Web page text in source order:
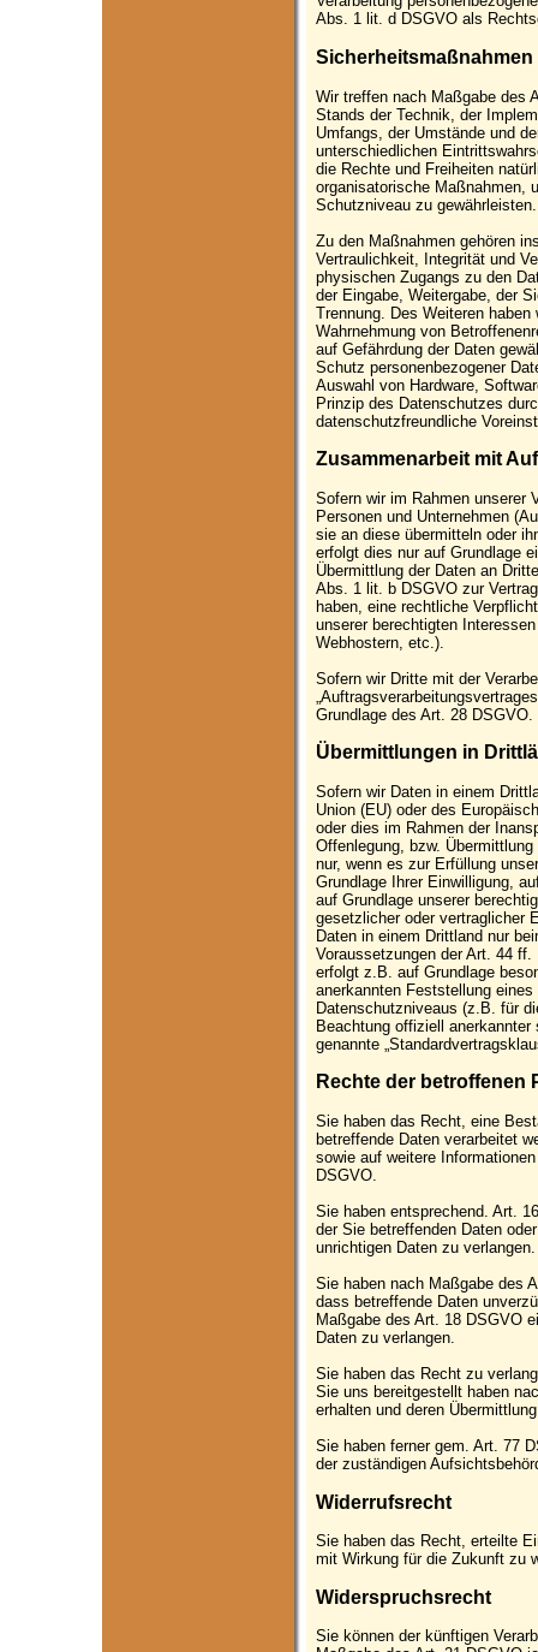
Abs. 1 lit. d DSGVO als
Sicherheitsmaßnahmen
Wir treffen nach Maßgabe des
Stands der Technik, der
Umfangs, der Umstände und
unterschiedlichen
die Rechte und Freiheiten
organisatorische Maßnahmen,
Schutzniveau zu gewährleisten.
Zu den Maßnahmen gehören
Vertraulichkeit, Integrität und
physischen Zugangs zu den
der Eingabe, Weitergabe, der
Trennung. Des Weiteren
Wahrnehmung von
auf Gefährdung der Daten
Schutz personenbezogener
Auswahl von Hardware,
Prinzip des Datenschutzes
datenschutzfreundliche
Zusammenarbeit mit
Sofern wir im Rahmen unserer
Personen und Unternehmen
sie an diese übermitteln oder
erfolgt dies nur auf Grundlage
Übermittlung der Daten an
Abs. 1 lit. b DSGVO zur
haben, eine rechtliche
unserer berechtigten
Webhostern, etc.).
Sofern wir Dritte mit der
Grundlage des Art. 28 DSGVO.
Übermittlungen in
Sofern wir Daten in einem
Union (EU) oder des
oder dies im Rahmen der
Offenlegung, bzw.
nur, wenn es zur Erfüllung
Grundlage Ihrer Einwilligung,
auf Grundlage unserer
gesetzlicher oder vertraglicher
Daten in einem Drittland nur
Voraussetzungen der Art. 44
erfolgt z.B. auf Grundlage
anerkannten Feststellung
Datenschutzniveaus (z.B. für
Beachtung offiziell
genannte
Rechte der betroffenen
Sie haben das Recht, eine
betreffende Daten verarbeitet
sowie auf weitere
DSGVO.
Sie haben entsprechend. Art.
der Sie betreffenden Daten
unrichtigen Daten zu verlangen.
Sie haben nach Maßgabe des
dass betreffende Daten
Maßgabe des Art. 18 DSGVO
Daten zu verlangen.
Sie haben das Recht zu
Sie uns bereitgestellt haben
erhalten und deren
Sie haben ferner gem. Art. 77
der zuständigen
Widerrufsrecht
Sie haben das Recht, erteilte
mit Wirkung für die Zukunft zu
Widerspruchsrecht
Sie können der künftigen